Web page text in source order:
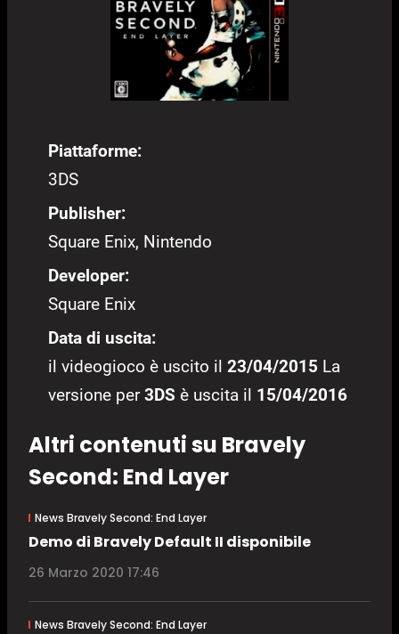
Piattaforme:
3DS
Publisher:
Square Enix, Nintendo
Developer:
Square Enix
Data di uscita:
il videogioco è uscito il 23/04/2015 La
versione per3DS è uscita il 15/04/2016
Altri contenuti su Bravely
Second: End Layer
News Bravely Second: End Layer
Demo di Bravely Default II disponibile
26 Marzo 2020 17:46
News Bravely Second: End Layer